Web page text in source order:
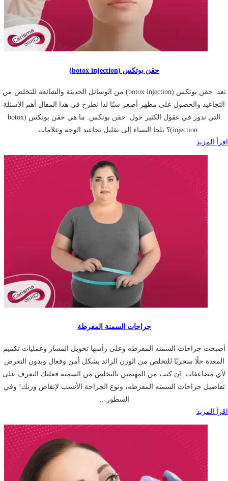
حقن بوتكس (botox injection)
تعد حقن بوتكس (botox injection) من الوسائل الحديثة والشائعة للتخلص من
التجاعيد والحصول على مظهر أصغر سنًا لذا نطرح في هذا المقال أهم الاسئلة
التي تدور في عقول الكثير حول حقن بوتكس. ما هي حقن بوتكس (botox
injection)؟ يلجا النساء إلى تقليل تجاعيد الوجه وعلامات…
اقرأ المزيد
جراحات السمنة المفرطة
أصبحت جراحات السمنه المفرطه وعلى رأسها تحويل المسار وعمليات تكميم
المعدة حلًا سحريًا للتخلص من الوزن الزائد بشكل أمن وفعال وبدون التعرض
لأي مضاعفات. إن كنت من المهتمين بالتخلص من السمنة فعليك التعرف على
تفاصيل جراحات السمنه المفرطه، ونوع الجراحة الأنسب لإنقاص وزنك! وفي
السطور…
اقرأ المزيد